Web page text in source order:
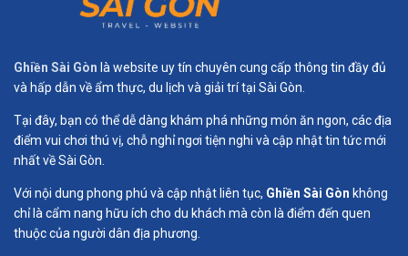
Ghiền Sài Gòn là website uy tín chuyên cung cấp thông tin đầy đủ
và hấp dẫn về ẩm thực, du lịch và giải trí tại Sài Gòn.
Tại đây, bạn có thể dễ dàng khám phá những món ăn ngon, các địa
điểm vui chơi thú vị, chỗ nghỉ ngơi tiện nghi và cập nhật tin tức mới
nhất về Sài Gòn.
Với nội dung phong phú và cập nhật liên tục, Ghiền Sài Gòn không
chỉ là cẩm nang hữu ích cho du khách mà còn là điểm đến quen
thuộc của người dân địa phương.